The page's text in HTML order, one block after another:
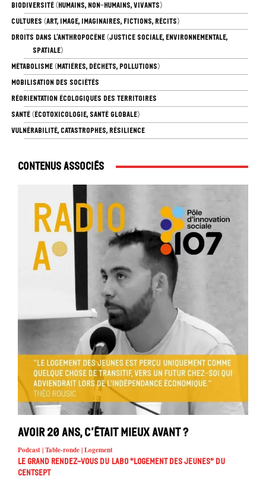
BIODIVERSITÉ (HUMAINS, NON-HUMAINS, VIVANTS)
CULTURES (ART, IMAGE, IMAGINAIRES, FICTIONS, RÉCITS)
DROITS DANS L’ANTHROPOCÈNE (JUSTICE SOCIALE, ENVIRONNEMENTALE,
SPATIALE)
MÉTABOLISME (MATIÈRES, DÉCHETS, POLLUTIONS)
MOBILISATION DES SOCIÉTÉS
RÉORIENTATION ÉCOLOGIQUES DES TERRITOIRES
SANTÉ (ÉCOTOXICOLOGIE, SANTÉ GLOBALE)
VULNÉRABILITÉ, CATASTROPHES, RÉSILIENCE
Contenus associés
Avoir 20 ans, c’était mieux avant ?
Podcast | Table-ronde | Logement
Le Grand Rendez-vous du Labo "Logement des jeunes" du
Centsept